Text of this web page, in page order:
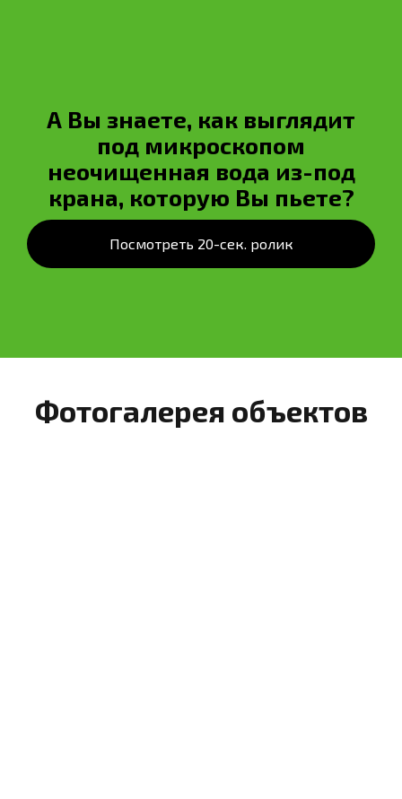
А Вы знаете, как выглядит
под микроскопом
неочищенная вода из-под
крана, которую Вы пьете?
Посмотреть 20-сек. ролик
Фотогалерея объектов